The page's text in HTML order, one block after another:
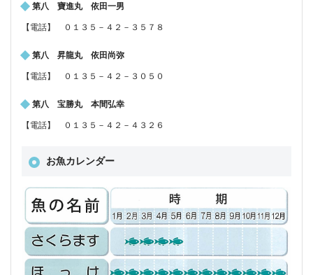
第八 寶進丸 依田一男
【電話】 ０１３５－４２－３５７８
第八 昇龍丸 依田尚弥
【電話】 ０１３５－４２－３０５０
第八 宝勝丸 本間弘幸
【電話】 ０１３５－４２－４３２６
お魚カレンダー